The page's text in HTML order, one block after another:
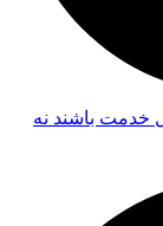
خدمت باشند نه